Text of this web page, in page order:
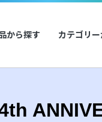
から探す カテゴリ